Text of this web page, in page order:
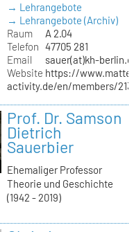
→ Lehrangebote
→ Lehrangebote (Archiv)
Raum
A 2.04
Telefon 47705 281
Email
sauer(at)kh-
Website https://
activity.de/en/members/
Prof. Dr. Samson
Dietrich
Sauerbier
Ehemaliger Professor
Theorie und Geschichte
(1942 - 2019)